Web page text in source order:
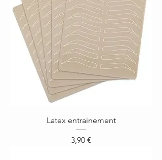
Latex entrainement
Prix
3,90 €